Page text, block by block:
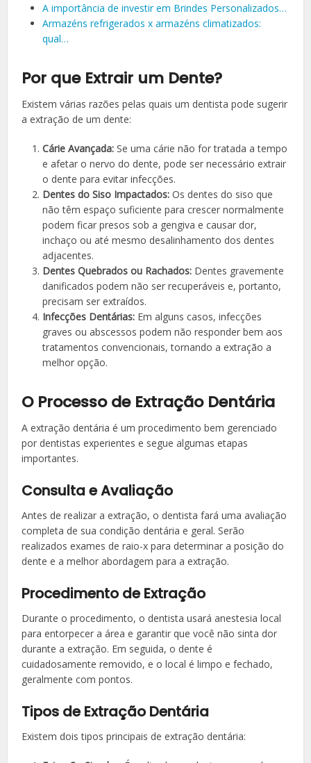
A importância de investir em Brindes Personalizados…
Armazéns refrigerados x armazéns climatizados:
qual…
Por que Extrair um Dente?
Existem várias razões pelas quais um dentista pode sugerir
a extração de um dente:
Cárie Avançada: Se uma cárie não for tratada a tempo
e afetar o nervo do dente, pode ser necessário extrair
o dente para evitar infecções.
Dentes do Siso Impactados: Os dentes do siso que
não têm espaço suficiente para crescer normalmente
podem ficar presos sob a gengiva e causar dor,
inchaço ou até mesmo desalinhamento dos dentes
adjacentes.
Dentes Quebrados ou Rachados: Dentes gravemente
danificados podem não ser recuperáveis e, portanto,
precisam ser extraídos.
Infecções Dentárias: Em alguns casos, infecções
graves ou abscessos podem não responder bem aos
tratamentos convencionais, tornando a extração a
melhor opção.
O Processo de Extração Dentária
A extração dentária é um procedimento bem gerenciado
por dentistas experientes e segue algumas etapas
importantes.
Consulta e Avaliação
Antes de realizar a extração, o dentista fará uma avaliação
completa de sua condição dentária e geral. Serão
realizados exames de raio-x para determinar a posição do
dente e a melhor abordagem para a extração.
Procedimento de Extração
Durante o procedimento, o dentista usará anestesia local
para entorpecer a área e garantir que você não sinta dor
durante a extração. Em seguida, o dente é
cuidadosamente removido, e o local é limpo e fechado,
geralmente com pontos.
Tipos de Extração Dentária
Existem dois tipos principais de extração dentária: